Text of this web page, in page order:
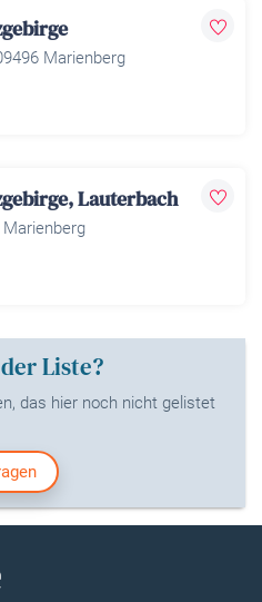
Marienberg
Lauterbach
Liste?
das hier noch nicht gelistet